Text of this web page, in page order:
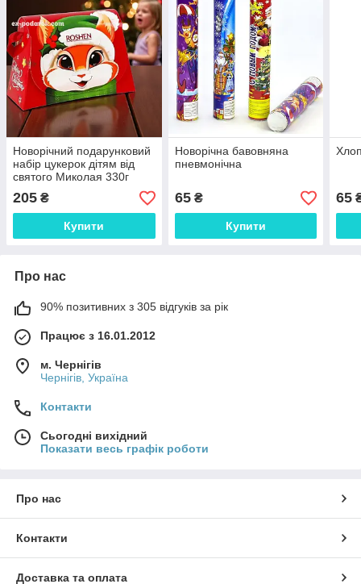
Новорічний подарунковий
набір цукерок дітям від
святого Миколая 330г
205 ₴
Купити
Новорічна бавовняна
пневмонічна
65₴
Купити
65
Про нас
90% позитивних з 305 відгуків за рік
Працює з 16.01.2012
м. Чернігів
Чернігів, Україна
Контакти
Сьогодні вихідний
Показати весь графік роботи
Про нас
Контакти
Доставка та оплата